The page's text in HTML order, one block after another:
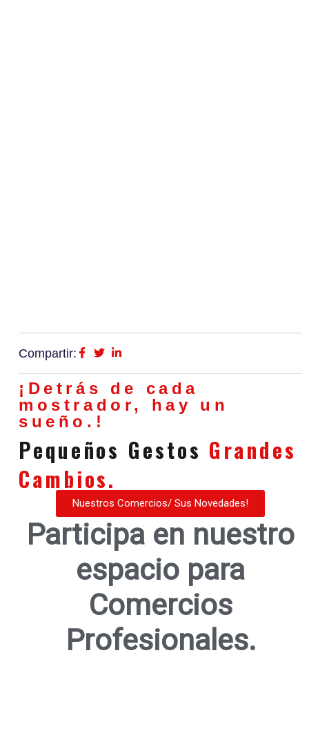
Compartir:
¡Detrás de cada
mostrador, hay un
sueño.!
Pequeños Gestos Grandes
Cambios.
Nuestros Comercios/ Sus Novedades!
Participa en nuestro
espacio para
Comercios
Profesionales.